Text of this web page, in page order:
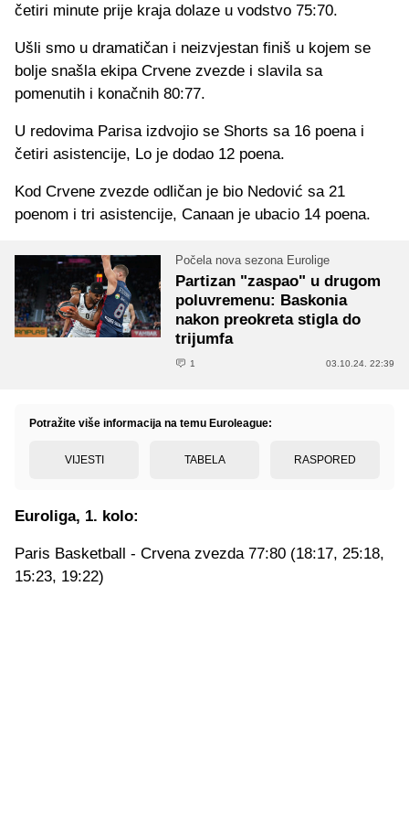
četiri minute prije kraja dolaze u vodstvo 75:70.
Ušli smo u dramatičan i neizvjestan finiš u kojem se
bolje snašla ekipa Crvene zvezde i slavila sa
pomenutih i konačnih 80:77.
U redovima Parisa izdvojio se Shorts sa 16 poena i
četiri asistencije, Lo je dodao 12 poena.
Kod Crvene zvezde odličan je bio Nedović sa 21
poenom i tri asistencije, Canaan je ubacio 14 poena.
Počela nova sezona Eurolige
Partizan "zaspao" u drugom
poluvremenu: Baskonia
nakon preokreta stigla do
trijumfa
1 03.10.24. 22:39
Potražite više informacija na temu Euroleague:
VIJESTI TABELA RASPORED
Euroliga, 1. kolo:
Paris Basketball - Crvena zvezda 77:80 (18:17, 25:18,
15:23, 19:22)